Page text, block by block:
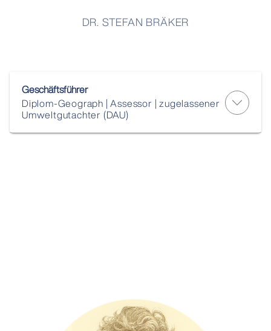
DR. STEFAN BRÄKER
Geschäftsführer
Diplom-Geograph | Assessor | zugelassener
Umweltgutachter (DAU)